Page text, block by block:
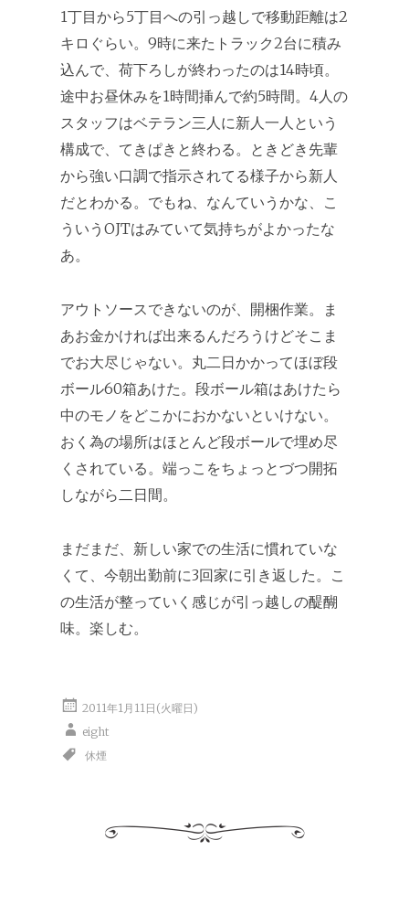
1丁目から5丁目への引っ越しで移動距離は2
キロぐらい。9時に来たトラック2台に積み
込んで、荷下ろしが終わったのは14時頃。
途中お昼休みを1時間挿んで約5時間。4人の
スタッフはベテラン三人に新人一人という
構成で、てきぱきと終わる。ときどき先輩
から強い口調で指示されてる様子から新人
だとわかる。でもね、なんていうかな、こ
ういうOJTはみていて気持ちがよかったな
あ。
アウトソースできないのが、開梱作業。ま
あお金かければ出来るんだろうけどそこま
でお大尽じゃない。丸二日かかってほぼ段
ボール60箱あけた。段ボール箱はあけたら
中のモノをどこかにおかないといけない。
おく為の場所はほとんど段ボールで埋め尽
くされている。端っこをちょっとづつ開拓
しながら二日間。
まだまだ、新しい家での生活に慣れていな
くて、今朝出勤前に3回家に引き返した。こ
の生活が整っていく感じが引っ越しの醍醐
味。楽しむ。
2011年1月11日(火曜日)
eight
休煙